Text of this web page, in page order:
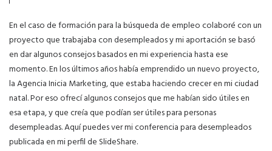
En el caso de formación para la búsqueda de empleo colaboré con un
proyecto que trabajaba con desempleados y mi aportación se basó
en dar algunos consejos basados en mi experiencia hasta ese
momento. En los últimos años había emprendido un nuevo proyecto,
la Agencia Inicia Marketing, que estaba haciendo crecer en mi ciudad
natal. Por eso ofrecí algunos consejos que me habían sido útiles en
esa etapa, y que creía que podían ser útiles para personas
desempleadas. Aquí puedes ver miconferencia para desempleados
publicada en mi perfil de SlideShare.